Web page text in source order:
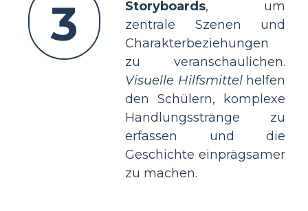
3 Storyboards, um
zentrale Szenen und
Charakterbeziehungen
zu veranschaulichen.
Visuelle Hilfsmittelhelfen
den Schülern, komplexe
Handlungsstränge zu
erfassen und die
Geschichte einprägsamer
zu machen.